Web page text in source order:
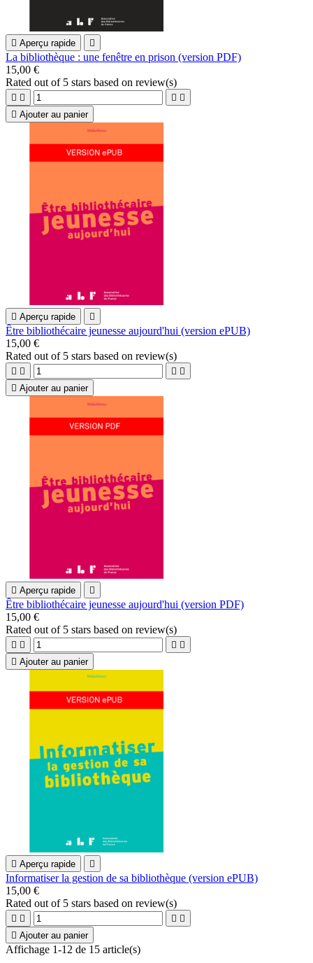
 Aperçu rapide 
La bibliothèque : une fenêtre en prison (version PDF)
15,00 €
Rated out of 5 stars based on review(s)
   
 Ajouter au panier
 Aperçu rapide 
Être bibliothécaire jeunesse aujourd'hui (version ePUB)
15,00 €
Rated out of 5 stars based on review(s)
   
 Ajouter au panier
 Aperçu rapide 
Être bibliothécaire jeunesse aujourd'hui (version PDF)
15,00 €
Rated out of 5 stars based on review(s)
   
 Ajouter au panier
 Aperçu rapide 
Informatiser la gestion de sa bibliothèque (version ePUB)
15,00 €
Rated out of 5 stars based on review(s)
   
 Ajouter au panier
Affichage 1-12 de 15 article(s)